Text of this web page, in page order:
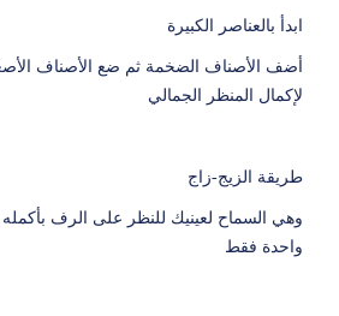
ابدأ بالعناصر الكبيرة
أضف الأصناف الضخمة ثم ضع الأصناف
لإكمال المنظر الجمالي
طريقة الزيج-زاج
وهي السماح لعينيك للنظر على الرف
واحدة فقط